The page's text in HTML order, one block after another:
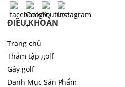
ĐIỀU KHOẢN
Trang chủ
Thảm tập golf
Gậy golf
Danh Mục Sản Phẩm